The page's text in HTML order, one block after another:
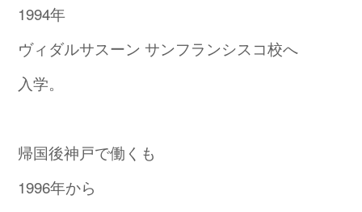
1994年
ヴィダルサスーン サンフランシスコ校へ
入学。
帰国後神戸で働くも
1996年から